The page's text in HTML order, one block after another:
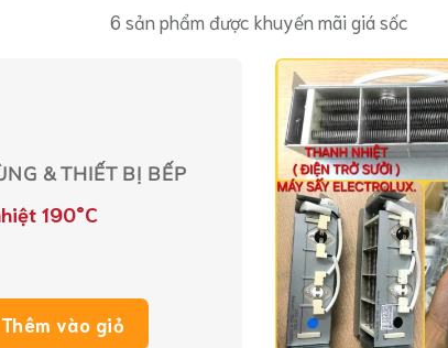
6 sản phẩm được khuyến mãi giá sốc
& THIẾT BỊ BẾP
190°C
Thêm vào giỏ